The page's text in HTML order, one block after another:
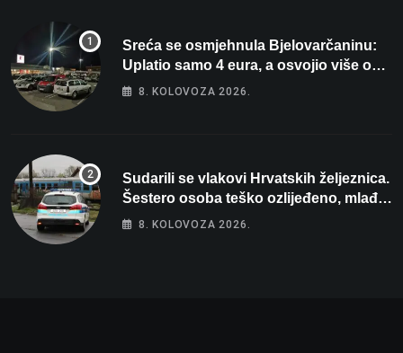
Sreća se osmjehnula Bjelovarčaninu:
Uplatio samo 4 eura, a osvojio više od
80 tisuća eura
8. KOLOVOZA 2026.
Sudarili se vlakovi Hrvatskih željeznica.
Šestero osoba teško ozlijeđeno, mlađa
žena na intenzivnoj
8. KOLOVOZA 2026.